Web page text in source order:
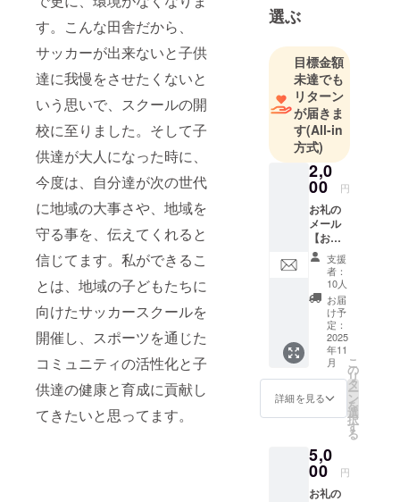
す。こんな田舎だから、
サッカーが出来ないと子供
達に我慢をさせたくないと
いう思いで、スクールの開
校に至りました。そして子
供達が大人になった時に、
今度は、自分達が次の世代
に地域の大事さや、地域を
守る事を、伝えてくれると
信じてます。私ができるこ
とは、地域の子どもたちに
向けたサッカースクールを
開催し、スポーツを通じた
コミュニティの活性化と子
供達の健康と育成に貢献し
てきたいと思ってます。
い市なの
にサッカー
を教えた
く、スクー
ルを開校し
ました。
サッカーの
経歴は、幼
稚園から、
サッカース
クールに通
い、小、
中、高校ま
で刈谷市で
サッカーを
しました。
自分の経験
を、生かし
て自分で考
えて動ける
選ぶ
目標金額
未達でも
リターン
が届きま
す(All-in
方式)
2,0
00 円
お礼の
メール
【お礼
のメッ
セー
ジ】 感
謝の気
持ちを
込め
て、お
礼の
メッ
セージ
をお送
りしま
す 11月
時、
メール
をさせ
ていた
支援
者：
10人
お届
け予
定：
2025
年11
月
詳細を見る
こ
の
リ
タ
ー
ン
を
選
択
す
る
5,0
00 円
お礼の